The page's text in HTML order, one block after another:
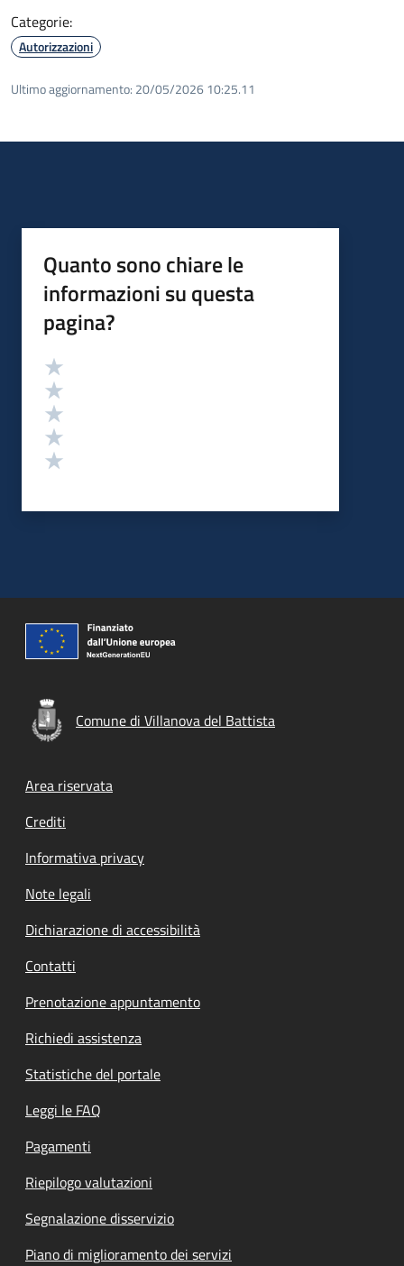
Categorie:
Autorizzazioni
Ultimo aggiornamento: 20/05/2026 10:25.11
Quanto sono chiare le
informazioni su questa
pagina?
Valutazione
Comune di Villanova del Battista
Footer menu
Area riservata
Crediti
Informativa privacy
Note legali
Dichiarazione di accessibilità
Contatti
Prenotazione appuntamento
Richiedi assistenza
Statistiche del portale
Leggi le FAQ
Pagamenti
Riepilogo valutazioni
Segnalazione disservizio
Piano di miglioramento dei servizi